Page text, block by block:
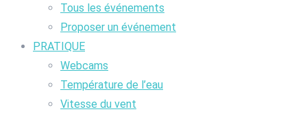
Tous les événements
Proposer un événement
PRATIQUE
Webcams
Température de l’eau
Vitesse du vent